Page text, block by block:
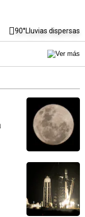
90°Lluvias dispersas